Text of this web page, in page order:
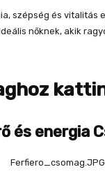
szépség és vitalitás
nőknek, akik
és energia